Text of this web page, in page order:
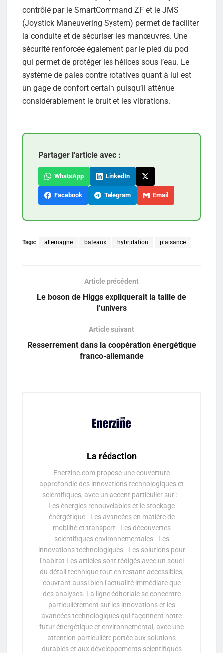
contrôlé par le SmartCommand ZF et le JMS
(Joystick Maneuvering System) permet de faciliter
la conduite et de sécuriser les manœuvres. Une
sécurité renforcée également par le pied du pod
qui permet de protéger les hélices sous l’eau. Le
système de pales contre rotatives quant à lui est
un gage de confort certain puisqu’il atténue
considérablement le bruit et les vibrations.
Partager l'article avec :
WhatsApp LinkedIn
Facebook Telegram Email
Tags: allemagne bateaux hybridation plaisance
Article précédent
Le boson de Higgs expliquerait la taille de
l’univers
Article suivant
Resserrement dans la coopération énergétique
franco-allemande
La rédaction
Enerzine.com propose une couverture
approfondie des innovations technologiques et
scientifiques, avec un accent particulier sur : -
Les énergies renouvelables et le stockage
énergétique - Les avancées en matière de
mobilité et transport - Les découvertes
scientifiques environnementales - Les
innovations technologiques - Les solutions pour
l'habitat Les articles sont rédigés avec un souci
du détail technique tout en restant accessibles,
couvrant aussi bien l'actualité immédiate que
des analyses. La ligne éditoriale se concentre
particulièrement sur les innovations et les
avancées technologiques qui façonnent notre
futur énergétique et environnemental, avec une
attention particulière portée aux solutions
durables et aux développements scientifiques